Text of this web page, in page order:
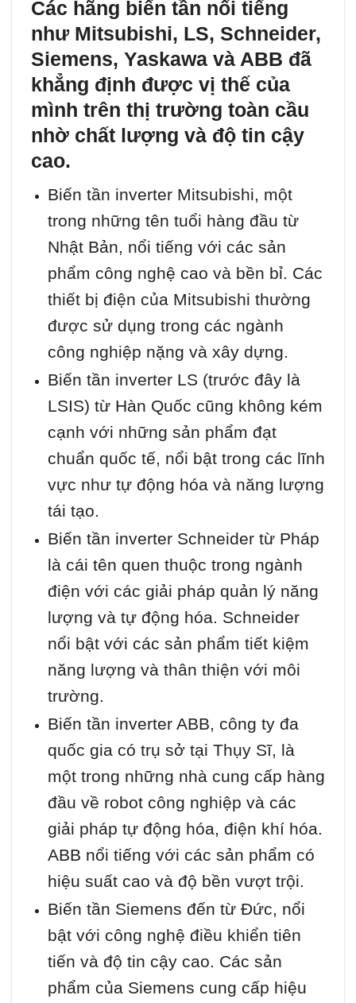
Các hãng biến tần nổi tiếng
như Mitsubishi, LS, Schneider,
Siemens, Yaskawa và ABB đã
khẳng định được vị thế của
mình trên thị trường toàn cầu
nhờ chất lượng và độ tin cậy
cao.
Biến tần inverter Mitsubishi, một
trong những tên tuổi hàng đầu từ
Nhật Bản, nổi tiếng với các sản
phẩm công nghệ cao và bền bỉ. Các
thiết bị điện của Mitsubishi thường
được sử dụng trong các ngành
công nghiệp nặng và xây dựng.
Biến tần inverter LS (trước đây là
LSIS) từ Hàn Quốc cũng không kém
cạnh với những sản phẩm đạt
chuẩn quốc tế, nổi bật trong các lĩnh
vực như tự động hóa và năng lượng
tái tạo.
Biến tần inverter Schneider từ Pháp
là cái tên quen thuộc trong ngành
điện với các giải pháp quản lý năng
lượng và tự động hóa. Schneider
nổi bật với các sản phẩm tiết kiệm
năng lượng và thân thiện với môi
trường.
Biến tần inverter ABB, công ty đa
quốc gia có trụ sở tại Thụy Sĩ, là
một trong những nhà cung cấp hàng
đầu về robot công nghiệp và các
giải pháp tự động hóa, điện khí hóa.
ABB nổi tiếng với các sản phẩm có
hiệu suất cao và độ bền vượt trội.
Biến tần Siemens đến từ Đức, nổi
bật với công nghệ điều khiển tiên
tiến và độ tin cậy cao. Các sản
phẩm của Siemens cung cấp hiệu